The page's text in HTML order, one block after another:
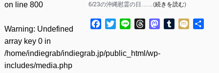
on line 800
Warning: Undefined
array key 0 in
/home/indiegrab/indiegrab.jp/public_html/wp-
includes/media.php
6/23の沖縄慰霊の日……(続きを読む)
Facebook
TwitterLine ThreadsMastodon
Tumblr
Mixi